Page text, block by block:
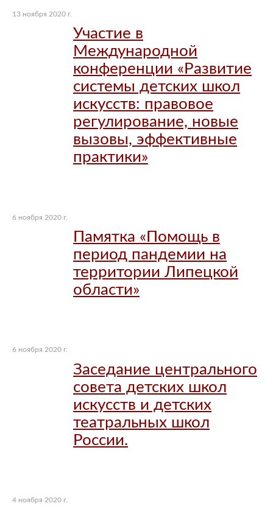
13 ноября 2020 г.
Участие в
Международной
конференции «Развитие
системы детских школ
искусств: правовое
регулирование, новые
вызовы, эффективные
практики»
6 ноября 2020 г.
Памятка «Помощь в
период пандемии на
территории Липецкой
области»
6 ноября 2020 г.
Заседание центрального
совета детских школ
искусств и детских
театральных школ
России.
4 ноября 2020 г.